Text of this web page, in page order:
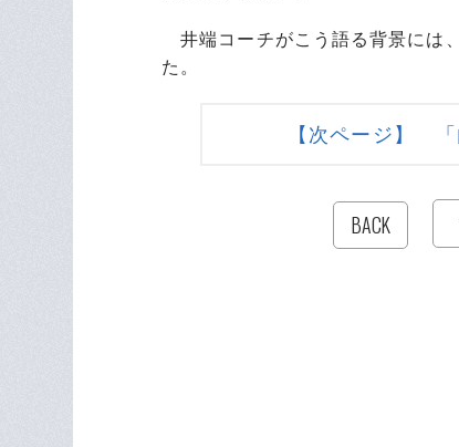
井端コーチがこう語る背景には
た。
【次ページ】 「
BACK